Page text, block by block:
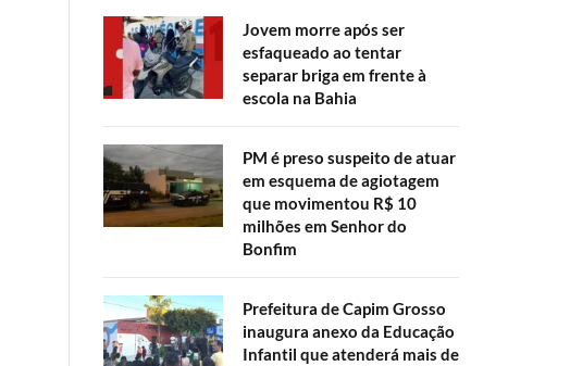
Jovem morre após ser
esfaqueado ao tentar
separar briga em frente à
escola na Bahia
PM é preso suspeito de atuar
em esquema de agiotagem
que movimentou R$ 10
milhões em Senhor do
Bonfim
Prefeitura de Capim Grosso
inaugura anexo da Educação
Infantil que atenderá mais de